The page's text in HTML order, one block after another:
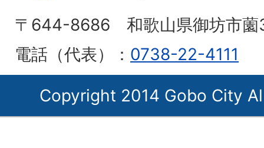
〒644-8686 和歌山県御坊市薗
電話（代表）： 0738-22-4111
Copyright 2014 Gobo City